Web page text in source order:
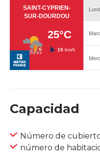
Capacidad
Número de
número de